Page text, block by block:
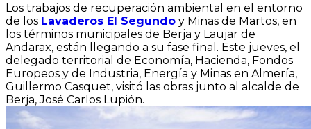
Los trabajos de recuperación ambiental en el entorno
de los Lavaderos El Segundo y Minas de Martos, en
los términos municipales de Berja y Laujar de
Andarax, están llegando a su fase final. Este jueves, el
delegado territorial de Economía, Hacienda, Fondos
Europeos y de Industria, Energía y Minas en Almería,
Guillermo Casquet, visitó las obras junto al alcalde de
Berja, José Carlos Lupión.